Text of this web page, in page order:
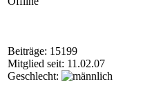
Beiträge: 15199
Mitglied seit: 11.02.07
Geschlecht: